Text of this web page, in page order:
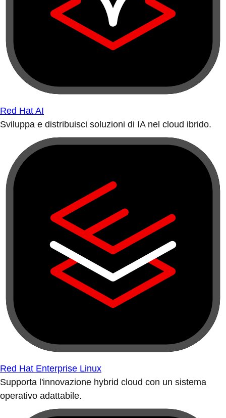
Red Hat AI
Sviluppa e distribuisci soluzioni di IA nel cloud ibrido.
Red Hat Enterprise Linux
Supporta l'innovazione hybrid cloud con un sistema
operativo adattabile.